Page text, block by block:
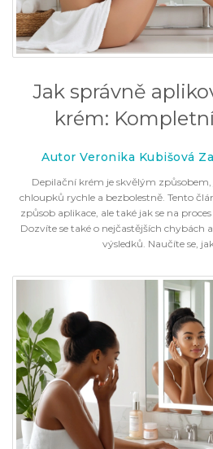
Jak správně
krém:
Autor Veronika Kubišová
Depilační krém je skvělým
chloupků rychle a bezbolestně. Tento
způsob aplikace, ale také jak se na
Dozvíte se také o nejčastějších chybách
výsledků. Naučíte se,